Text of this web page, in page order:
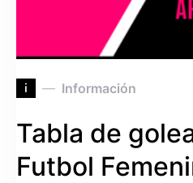
i Información
Tabla de
Futbol